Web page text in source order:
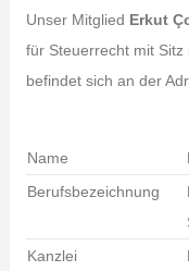
Unser Mitglied Erkut
für Steuerrecht mit
befindet sich an der
Name
Berufsbezeichnung
Kanzlei